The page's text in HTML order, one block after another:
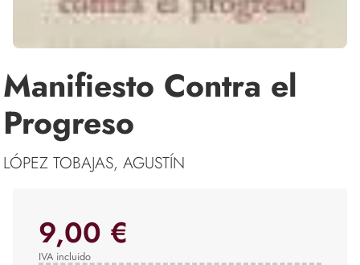
Manifiesto Contra el
Progreso
LÓPEZ TOBAJAS, AGUSTÍN
9,00 €
IVA incluido